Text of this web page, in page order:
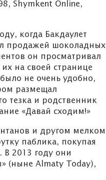
Shymkent Online,
когда Бакдаулет
продажей шоколадных
он просматривал
на своей странице
было не очень удобно,
размещал
тезка и родственник
«Давай сходим!»
и другом мелком
паблика, покупая
В 2013 году они
(ныне Almaty Today),
ОБЪЯВЛЕНИЕ!